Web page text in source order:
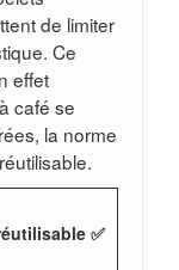
de limiter
Ce
effet
café se
la norme
✅